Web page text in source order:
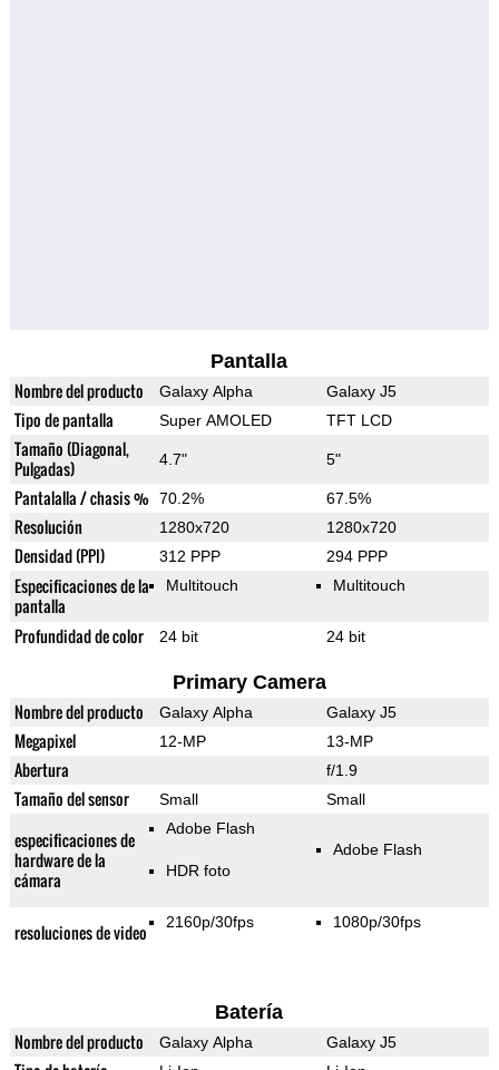
Pantalla
Nombre del producto Galaxy Alpha Galaxy J5
Tipo de pantalla Super AMOLED TFT LCD
Tamaño (Diagonal,
Pulgadas)
4.7" 5"
Pantalalla / chasis % 70.2% 67.5%
Resolución 1280x720 1280x720
Densidad (PPI) 312 PPP 294 PPP
Especificaciones de la
pantalla
Multitouch Multitouch
Profundidad de color 24 bit 24 bit
Primary Camera
Nombre del producto Galaxy Alpha Galaxy J5
Megapixel 12-MP 13-MP
Abertura f/1.9
Tamaño del sensor Small Small
especificaciones de
hardware de la
cámara
Adobe Flash
HDR foto
Adobe Flash
resoluciones de video 2160p/30fps 1080p/30fps
Batería
Nombre del producto Galaxy Alpha Galaxy J5